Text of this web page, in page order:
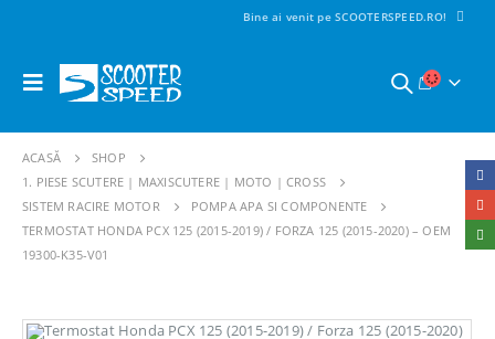
Bine ai venit pe SCOOTERSPEED.RO!
ACASĂ
SHOP
1. PIESE SCUTERE | MAXISCUTERE | MOTO | CROSS
SISTEM RACIRE MOTOR
POMPA APA SI COMPONENTE
TERMOSTAT HONDA PCX 125 (2015-2019) / FORZA 125 (2015-2020) – OEM
19300-K35-V01